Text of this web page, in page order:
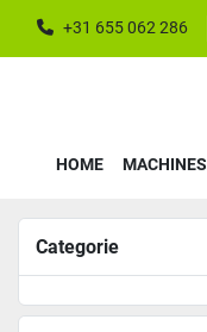
+31 655 062 286
HOME MACHINES
Categorie